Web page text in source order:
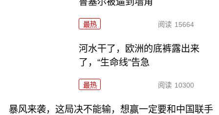
最热 阅读 15664
河水干了，欧洲的底裤露出来
了，“生命线”告急
最热 阅读 10300
暴风来袭，这局决不能输，想赢一定要和中国联手